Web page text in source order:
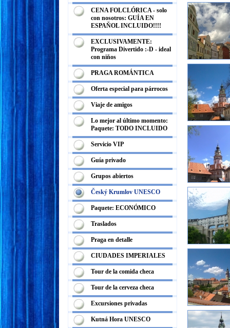
CENA FOLCLÓRICA - solo
con nosotros: GUÍA EN
ESPAŇOL INCLUIDO!!!!
EXCLUSIVAMENTE:
Programa Divertido :-D - ideal
con niňos
PRAGA ROMÁNTICA
Oferta especial para párrocos
Viaje de amigos
Lo mejor al último momento:
Paquete: TODO INCLUIDO
Servicio VIP
Guía privado
Grupos abiertos
Český Krumlov UNESCO
Paquete: ECONÓMICO
Traslados
Praga en detalle
CIUDADES IMPERIALES
Tour de la comida checa
Tour de la cerveza checa
Excursiones privadas
Kutná Hora UNESCO